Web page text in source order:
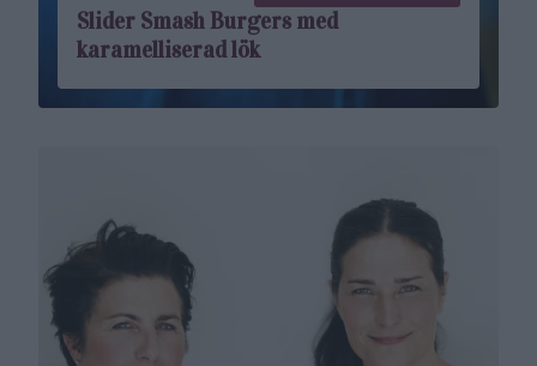
Slider Smash ­Burgers med
karamelliserad lök